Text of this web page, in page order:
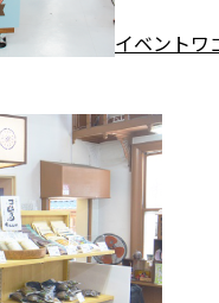
イベントワ